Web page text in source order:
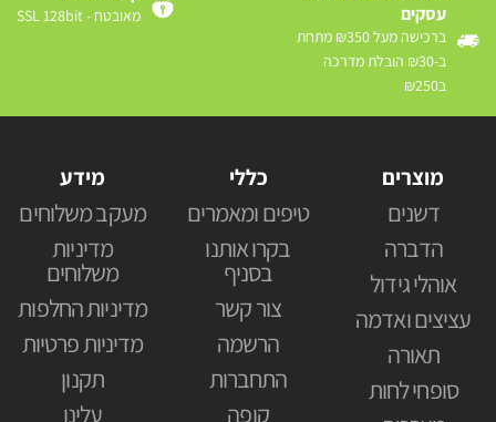
עסקים
ברכישה מעל ₪350 מתחת
ב-₪30 הובלת מדרכה
ב₪250
מאובטח - SSL 128bit
מוצרים
דשנים
הדברה
אוהלי גידול
עציצים ואדמה
תאורה
סופחי לחות
כללי
טיפים ומאמרים
בקרו אותנו
בסניף
צור קשר
הרשמה
התחברות
קופה
מידע
מעקב משלוחים
מדיניות
משלוחים
מדיניות החלפות
מדיניות פרטיות
תקנון
עלינו